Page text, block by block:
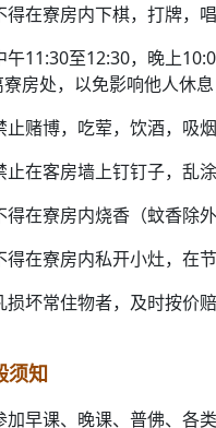
得在寮房内下棋，打牌，
午11:30至12:30，晚上
房处，以免影响他人休息
止赌博，吃荤，饮酒，吸
止在客房墙上钉钉子，乱
得在寮房内烧香（蚊香除
得在寮房内私开小灶，在
损坏常住物者，及时按价赔
须知
加早课、晚课、普佛、各